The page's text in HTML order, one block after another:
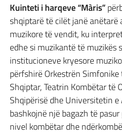
Kuinteti i harqeve “Màris”
shqiptarë të cilët janë anëtarë
muzikore të vendit, ku
edhe si muzikantë të muzikës
institucioneve kryesore
përfshirë Orkestrën Simfonike
Shqiptar, Teatrin Kombëtar të
Shqipërisë dhe Universitetin
bashkojnë një bagazh të
nivel kombëtar dhe